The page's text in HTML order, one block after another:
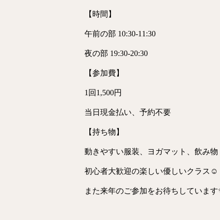
【時間】
午前の部 10:30-11:30
夜の部 19:30-20:30
【参加費】
1回1,500円
当日現金払い、予約不要
【持ち物】
動きやすい服装、ヨガマット、飲み物
初心者大歓迎の楽しい優しいクラス☺️
また来年のご参加をお待ちしています